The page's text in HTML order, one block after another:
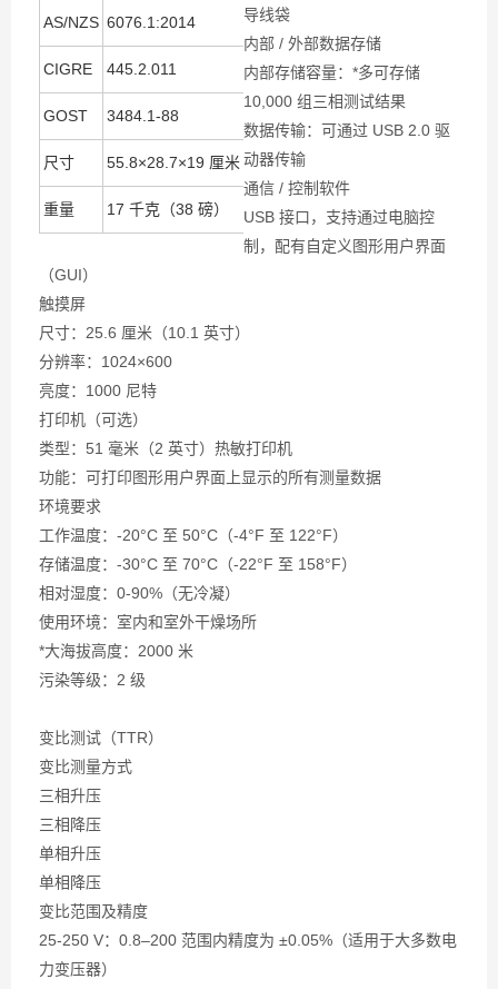
AS/NZS 6076.1:2014
CIGRE 445.2.011
GOST 3484.1-88
尺寸 55.8×28.7×19 厘米
重量 17 千克（38 磅）
导线袋
内部 / 外部数据存储
内部存储容量：*多可存储
10,000 组三相测试结果
数据传输：可通过 USB 2.0 驱
动器传输
通信 / 控制软件
USB 接口，支持通过电脑控
制，配有自定义图形用户界面
（GUI）
触摸屏
尺寸：25.6 厘米（10.1 英寸）
分辨率：1024×600
亮度：1000 尼特
打印机（可选）
类型：51 毫米（2 英寸）热敏打印机
功能：可打印图形用户界面上显示的所有测量数据
环境要求
工作温度：-20°C 至 50°C（-4°F 至 122°F）
存储温度：-30°C 至 70°C（-22°F 至 158°F）
相对湿度：0-90%（无冷凝）
使用环境：室内和室外干燥场所
*大海拔高度：2000 米
污染等级：2 级
变比测试（TTR）
变比测量方式
三相升压
三相降压
单相升压
单相降压
变比范围及精度
25-250 V：0.8–200 范围内精度为 ±0.05%（适用于大多数电
力变压器）